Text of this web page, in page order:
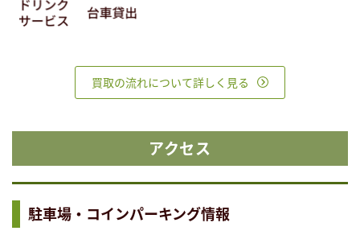
買取の流れについて詳しく見る
アクセス
駐車場・コインパーキング情報